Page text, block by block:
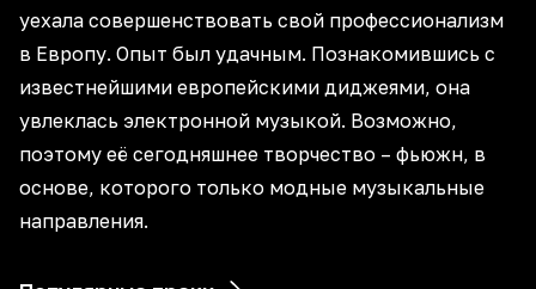
уехала совершенствовать свой профессионализм
в Европу. Опыт был удачным. Познакомившись с
известнейшими европейскими диджеями, она
увлеклась электронной музыкой. Возможно,
поэтому её сегодняшнее творчество – фьюжн, в
основе, которого только модные музыкальные
направления.